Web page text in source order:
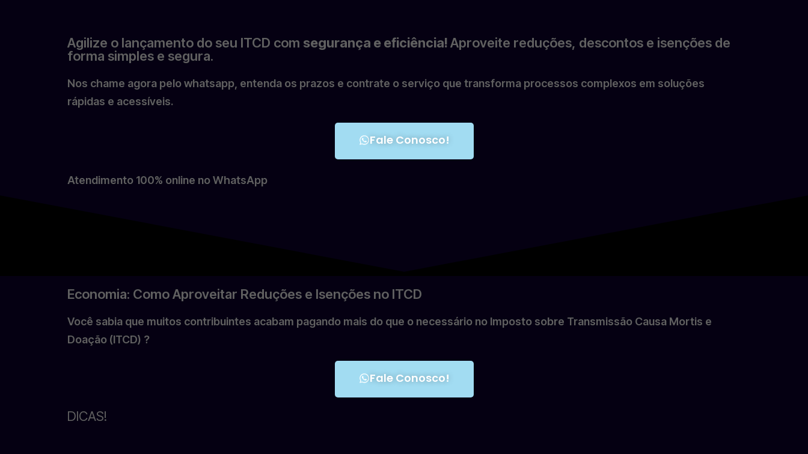
Agilize o lançamento do seu ITCD com segurança e eficiência!Aproveite reduções, descontos e isenções de
forma simples e segura.
Nos chame agora pelo whatsapp, entenda os prazos e contrate o serviço que transforma processos complexos em soluções
rápidas e acessíveis.
Fale Conosco!
Atendimento 100% online no WhatsApp
Economia: Como Aproveitar Reduções e Isenções no ITCD
Você sabia que muitos contribuintes acabam pagando mais do que o necessário no Imposto sobre Transmissão Causa Mortis e
Doação (ITCD) ?
Fale Conosco!
DICAS!